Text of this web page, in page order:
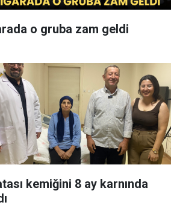
o gruba zam geldi
kemiğini 8 ay karnında